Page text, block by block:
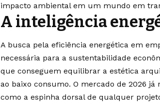
impacto ambiental em um mundo em
A inteligência
A busca pela eficiência energética em
necessária para a sustentabilidade
que conseguem equilibrar a estética
ao baixo consumo. O mercado de 2026
como a espinha dorsal de qualquer